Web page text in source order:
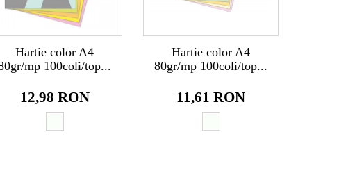
Hartie color A4
mp 100coli/top...
12,98 RON
Hartie color A4
80gr/mp 100coli/top...
11,61 RON